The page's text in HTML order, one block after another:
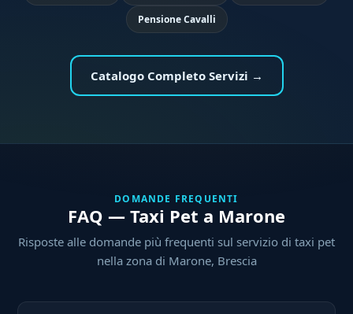
Pensione Cavalli
Catalogo Completo Servizi →
DOMANDE FREQUENTI
FAQ — Taxi Pet a Marone
Risposte alle domande più frequenti sul servizio di taxi pet
nella zona di Marone, Brescia